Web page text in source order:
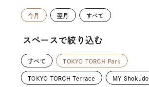
今月 翌月 すべて
スペースで絞り込む
すべて TOKYO TORCH Park
TOKYO TORCH Terrace MY Shokudo